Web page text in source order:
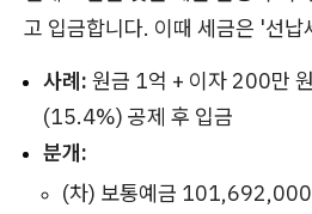
고 입금합니다. 이때 세금은 '선
사례: 원금 1억 + 이자 200만
(15.4%) 공제 후 입금
분개:
(차) 보통예금 101,692,000